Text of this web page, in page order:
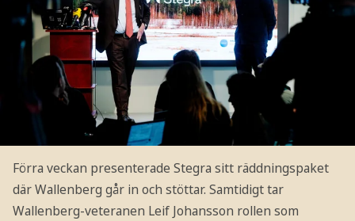
Förra veckan presenterade Stegra sitt räddningspaket
där Wallenberg går in och stöttar. Samtidigt tar
Wallenberg-veteranen Leif Johansson rollen som